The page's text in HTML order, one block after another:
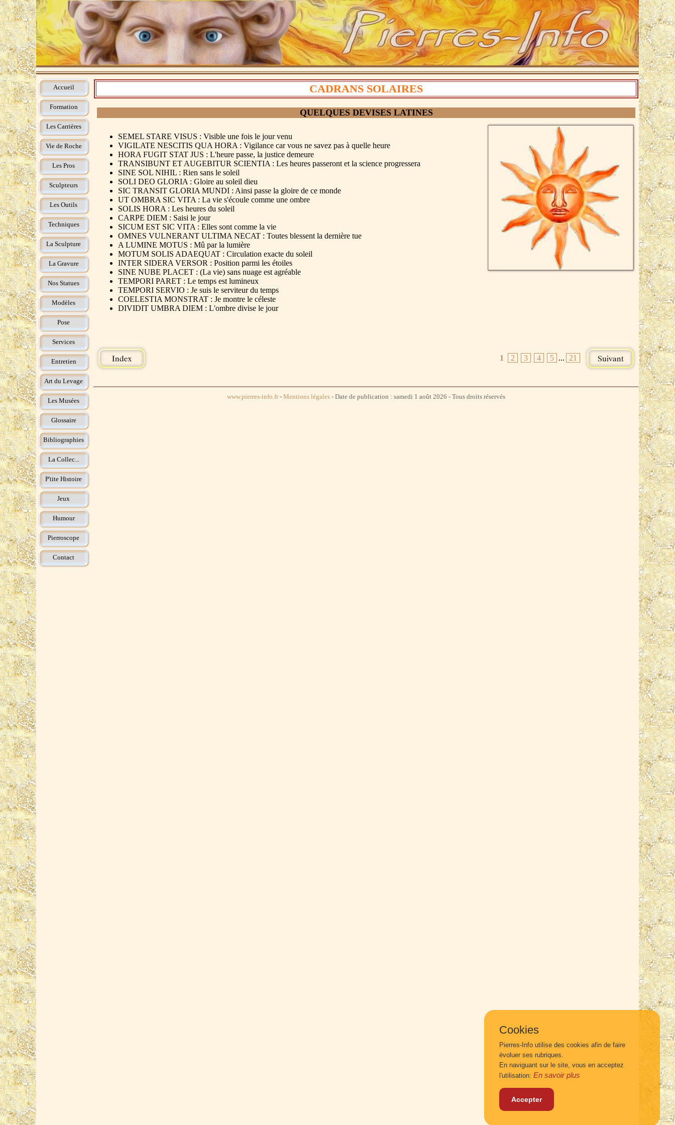
Accueil
Formation
Les Carrières
Vie de Roche
Les Pros
Sculpteurs
Les Outils
Techniques
La Sculpture
La Gravure
Nos Statues
Modèles
Pose
Services
Entretien
Art du Levage
Les Musées
Glossaire
Bibliographies
La Collec...
P'tite Histoire
Jeux
Humour
Pierroscope
Contact
CADRANS SOLAIRES
QUELQUES DEVISES LATINES
SEMEL STARE VISUS : Visible une fois le jour venu
VIGILATE NESCITIS QUA HORA : Vigilance car vous ne savez pas à quelle heure
HORA FUGIT STAT JUS : L'heure passe, la justice demeure
TRANSIBUNT ET AUGEBITUR SCIENTIA : Les heures passeront et la science progressera
SINE SOL NIHIL : Rien sans le soleil
SOLI DEO GLORIA : Gloire au soleil dieu
SIC TRANSIT GLORIA MUNDI : Ainsi passe la gloire de ce monde
UT OMBRA SIC VITA : La vie s'écoule comme une ombre
SOLIS HORA : Les heures du soleil
CARPE DIEM : Saisi le jour
SICUM EST SIC VITA : Elles sont comme la vie
OMNES VULNERANT ULTIMA NECAT : Toutes blessent la dernière tue
A LUMINE MOTUS : Mû par la lumière
MOTUM SOLIS ADAEQUAT : Circulation exacte du soleil
INTER SIDERA VERSOR : Position parmi les étoiles
SINE NUBE PLACET : (La vie) sans nuage est agréable
TEMPORI PARET : Le temps est lumineux
TEMPORI SERVIO : Je suis le serviteur du temps
COELESTIA MONSTRAT : Je montre le céleste
DIVIDIT UMBRA DIEM : L'ombre divise le jour
1 2 3 4 5 ... 21
www.pierres-info.fr- Mentions légales - Date de publication : samedi 1 août 2026 - Tous droits réservés
Cookies
Pierres-Info utilise des cookies afin de faire
évoluer ses rubriques.
En naviguant sur le site, vous en acceptez
l'utilisation: En savoir plus
Accepter